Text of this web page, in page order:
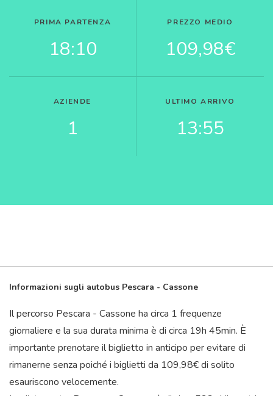
PRIMA PARTENZA
18:10
PREZZO MEDIO
109,98€
AZIENDE
1
ULTIMO ARRIVO
13:55
Informazioni sugli autobus Pescara - Cassone
Il percorso Pescara - Cassone ha circa 1 frequenze
giornaliere e la sua durata minima è di circa 19h 45min. È
importante prenotare il biglietto in anticipo per evitare di
rimanerne senza poiché i biglietti da 109,98€ di solito
esauriscono velocemente.